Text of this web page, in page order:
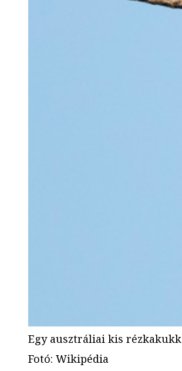
Egy ausztráliai kis rézkakukk
Fotó: Wikipédia